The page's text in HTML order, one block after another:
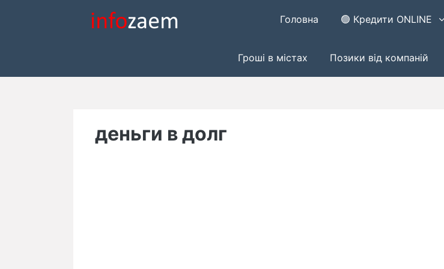
Головна 🟢 Кредити ONLINE
Гроші в містах Позики від компаній
деньги в долг